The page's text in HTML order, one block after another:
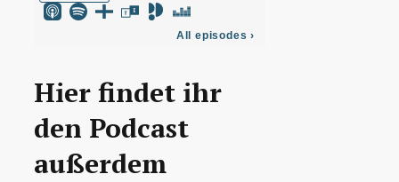
Hier findet ihr
den Podcast
außerdem